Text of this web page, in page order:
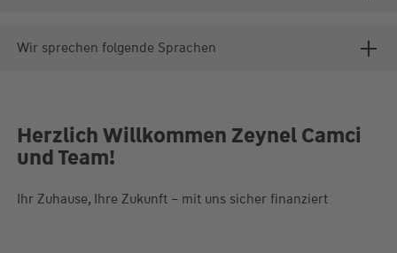
Wir sprechen folgende Sprachen
Herzlich Willkommen Zeynel Camci
und Team!
Ihr Zuhause, Ihre Zukunft – mit uns sicher finanziert